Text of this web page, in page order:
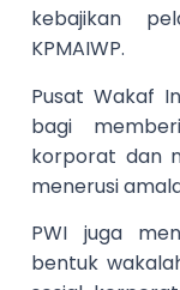
kebajikan
KPMAIWP.
Pusat Wakaf
bagi
korporat dan
menerusi
PWI juga
bentuk